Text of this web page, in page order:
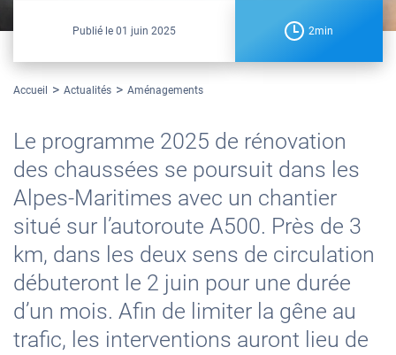
Publié le 01 juin 2025 2min
Accueil Actualités Aménagements
Le programme 2025 de rénovation
des chaussées se poursuit dans les
Alpes-Maritimes avec un chantier
situé sur l’autoroute A500. Près de 3
km, dans les deux sens de circulation
débuteront le 2 juin pour une durée
d’un mois. Afin de limiter la gêne au
trafic, les interventions auront lieu de